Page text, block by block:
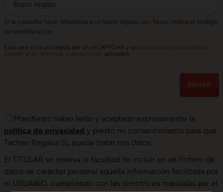
Bono regalo
Si la consulta hace referencia a un bono regalo, por favor, indica el código
de identificación.
Esta web está protegida por un reCAPTCHA y las políticas de privacidad de
Google y los términos y condiciones aplicados.
ENVIAR
Manifiesto haber leído y aceptado expresamente la
política de privacidad y presto mi consentimiento para que
Tachan Regalos SL pueda tratar mis datos.
El TITULAR se reserva la facultad de incluir en un fichero de
datos de carácter personal aquella información facilitada por
el USUARIO, cumpliendo con las directrices marcadas por el